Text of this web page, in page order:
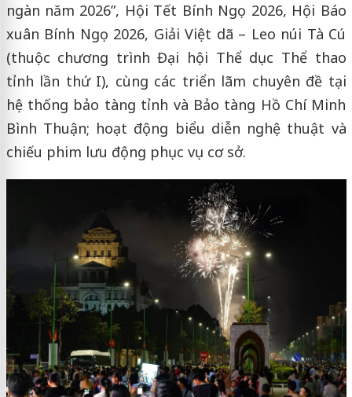
ngàn năm 2026”, Hội Tết Bính Ngọ 2026, Hội Báo
xuân Bính Ngọ 2026, Giải Việt dã – Leo núi Tà Cú
(thuộc chương trình Đại hội Thể dục Thể thao
tỉnh lần thứ I), cùng các triển lãm chuyên đề tại
hệ thống bảo tàng tỉnh và Bảo tàng Hồ Chí Minh
Bình Thuận; hoạt động biểu diễn nghệ thuật và
chiếu phim lưu động phục vụ cơ sở.